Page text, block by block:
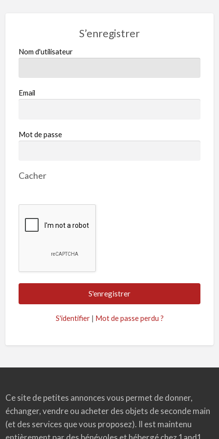
S’enregistrer
Nom d'utilisateur
Email
Mot de passe
Cacher
S'identifier| Mot de passe perdu ?
Ce site de petites annonces vous permet de donner,
échanger, vendre ou acheter des objets de seconde main
(et des services que vous proposez). Il est maintenu